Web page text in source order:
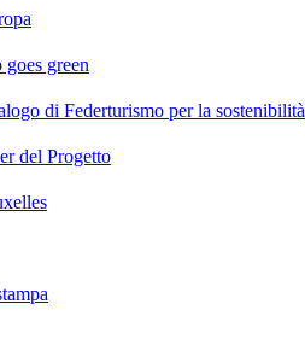
green
di Federturismo per la sostenibilità
del Progetto